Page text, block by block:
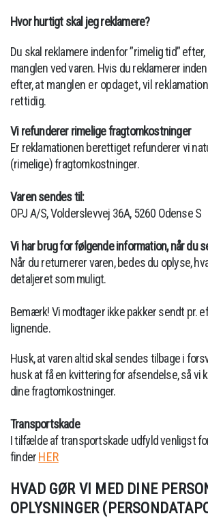
Hvor hurtigt skal jeg reklamere?
Du skal reklamere indenfor ”rimelig tid”
manglen ved varen. Hvis du reklamerer
efter,at manglen er opdaget, vil
rettidig.
Vi refunderer rimelige fragtomkostninger
Er reklamationen berettiget refunderer vi
(rimelige) fragtomkostninger.
Varen sendes til:
OPJ A/S, Volderslevvej 36A, 5260 Odense S
Vi har brug for følgende information, når du
Når du returnerer varen, bedes du oplyse,
detaljeret som muligt.
Bemærk! Vi modtager ikke pakker sendt pr.
lignende.
Husk, at varen altid skal sendes tilbage i
husk at få en kvittering for afsendelse, så vi
dine fragtomkostninger.
Transportskade
I tilfælde af transportskade udfyld venligst
finderHER
HVAD GØR VI MED DINE
OPLYSNINGER